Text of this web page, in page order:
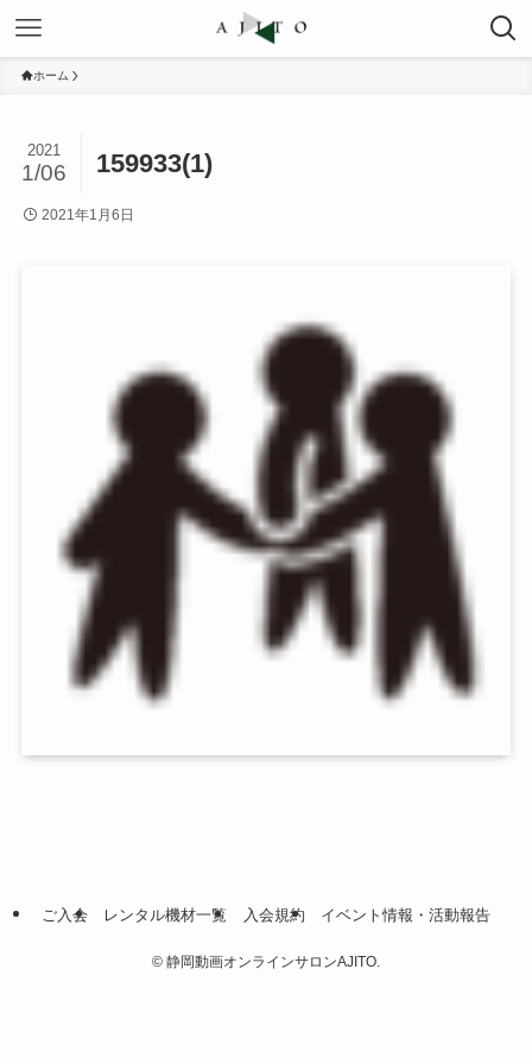
ホーム
159933(1)
2021
1/06
2021年1月6日
ご入会 レンタル機材一覧 入会規約 イベント情報・活動報告
© 静岡動画オンラインサロンAJITO.